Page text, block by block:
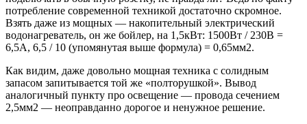
потребление современной техникой достаточно скромное.
Взять даже из мощных — накопительный электрический
водонагреватель, он же бойлер, на 1,5кВт: 1500Вт / 230В =
6,5А, 6,5 / 10 (упомянутая выше формула) = 0,65мм2.
Как видим, даже довольно мощная техника с солидным
запасом запитывается той же «полторушкой». Вывод
аналогичный пункту про освещение — провода сечением
2,5мм2 — неоправданно дорогое и ненужное решение.